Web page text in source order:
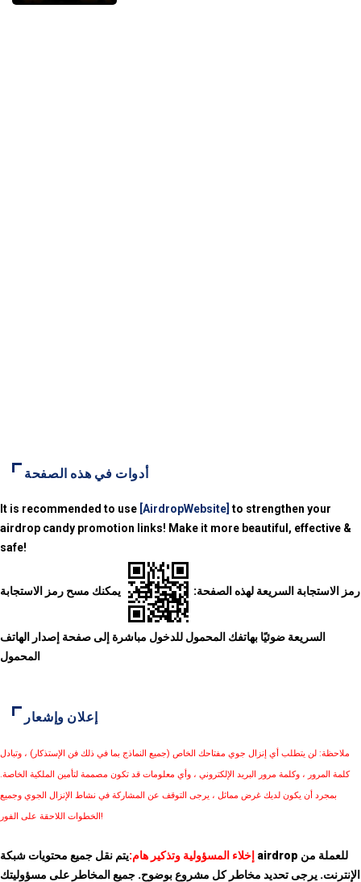
أدوات في هذه الصفحة
It is recommended to use [AirdropWebsite] to strengthen your
airdrop candy promotion links! Make it more beautiful, effective &
safe!
رمز الاستجابة السريعة لهذه الصفحة: يمكنك مسح رمز الاستجابة
السريعة ضوئيًا بهاتفك المحمول للدخول مباشرة إلى صفحة إصدار الهاتف
المحمول
إعلان وإشعار
ملاحظة: لن يتطلب أي إنزال جوي مفتاحك الخاص (جميع النماذج بما في ذلك فن الإستذكار) ، وتبادل
كلمة المرور ، وكلمة مرور البريد الإلكتروني ، وأي معلومات قد تكون مصممة لتأمين الملكية الخاصة.
بمجرد أن يكون لديك غرض مماثل ، يرجى التوقف عن المشاركة في نشاط الإنزال الجوي وجميع
الخطوات اللاحقة على الفور!
إخلاء المسؤولية وتذكير هام:يتم نقل جميع محتويات شبكة airdrop للعملة من
الإنترنت. يرجى تحديد مخاطر كل مشروع بوضوح. جميع المخاطر على مسؤوليتك